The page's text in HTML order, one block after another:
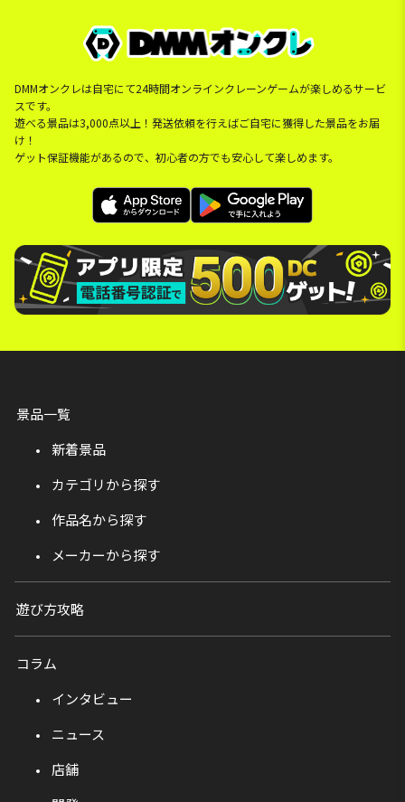
DMMオンクレは自宅にて24時間オンラインクレーンゲームが楽しめるサービ
スです。
遊べる景品は3,000点以上！発送依頼を行えばご自宅に獲得した景品をお届
け！
ゲット保証機能があるので、初心者の方でも安心して楽しめます。
景品一覧
新着景品
カテゴリから探す
作品名から探す
メーカーから探す
遊び方攻略
コラム
インタビュー
ニュース
店舗